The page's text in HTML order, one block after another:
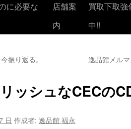
に必要な
店舗案
内
買取下取強
中!!
振り返る。 逸品館メル
ッシュなCECの
日 作成者: 逸品館 福永